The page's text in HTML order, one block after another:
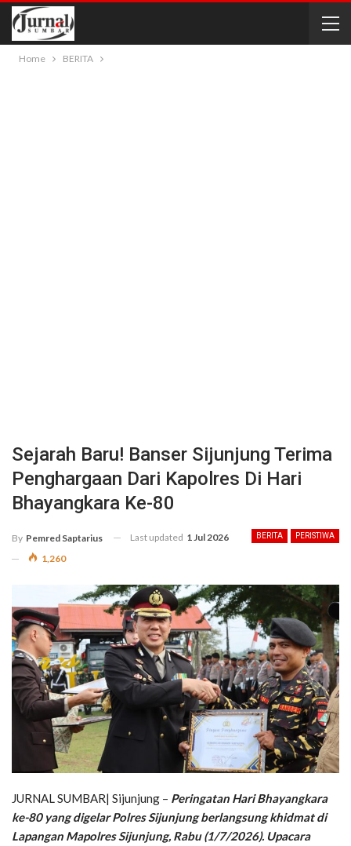
Home BERITA
Sejarah Baru! Banser Sijunjung Terima
Penghargaan Dari Kapolres Di Hari
Bhayangkara Ke-80
BERITA PERISTIWA
By Pemred Saptarius Last updated 1 Jul 2026
1,260
JURNAL SUMBAR| Sijunjung – Peringatan Hari Bhayangkara
ke-80 yang digelar Polres Sijunjung berlangsung khidmat di
Lapangan Mapolres Sijunjung, Rabu (1/7/2026). Upacara